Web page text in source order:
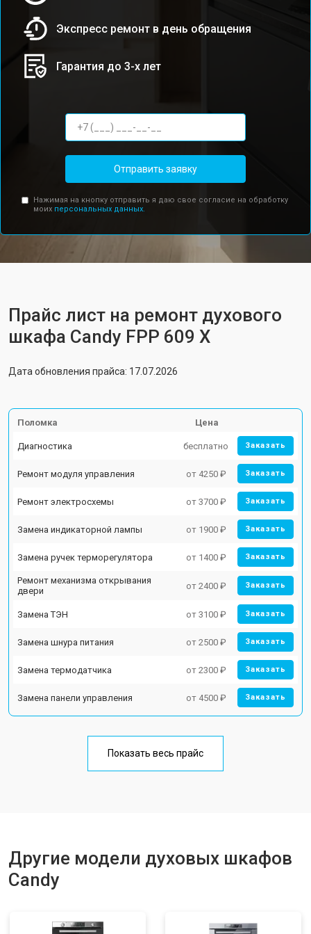
Экспресс ремонт в день обращения
Гарантия до 3-х лет
Отправить заявку
Нажимая на кнопку отправить я даю свое согласие на обработку
моих персональных данных.
Прайс лист на ремонт духового
шкафа Candy FPP 609 X
Дата обновления прайса: 17.07.2026
Поломка Цена
Диагностика бесплатно Заказать
Ремонт модуля управления от 4250 ₽ Заказать
Ремонт электросхемы от 3700 ₽ Заказать
Замена индикаторной лампы от 1900 ₽ Заказать
Замена ручек терморегулятора от 1400 ₽ Заказать
Ремонт механизма открывания
двери
от 2400 ₽ Заказать
Замена ТЭН от 3100 ₽ Заказать
Замена шнура питания от 2500 ₽ Заказать
Замена термодатчика от 2300 ₽ Заказать
Замена панели управления от 4500 ₽ Заказать
Показать весь прайс
Другие модели духовых шкафов
Candy